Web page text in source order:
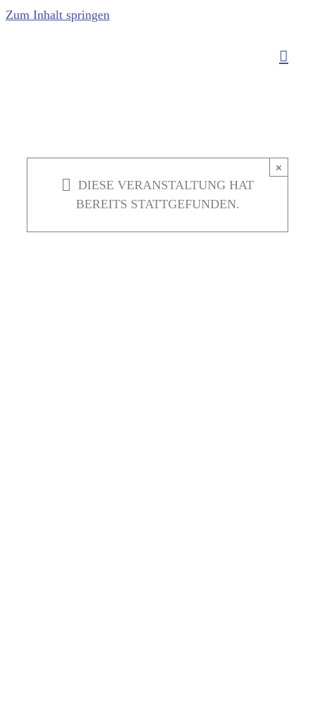
Zum Inhalt springen
DIESE VERANSTALTUNG HAT
BEREITS STATTGEFUNDEN.
×